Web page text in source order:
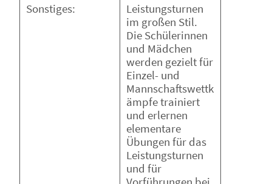
Sonstiges:
Leistungsturnen
im großen Stil.
Die Schülerinnen
und Mädchen
werden gezielt für
Einzel- und
Mannschaftswettk
ämpfe trainiert
und erlernen
elementare
Übungen für das
Leistungsturnen
und für